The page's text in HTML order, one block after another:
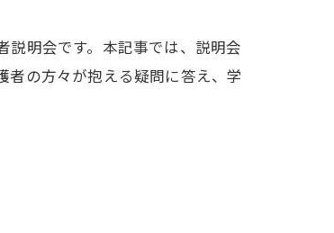
説明会です。本記事では、説明会
者の方々が抱える疑問に答え、学